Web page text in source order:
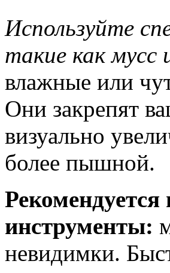
Используйте
такие как мусс
влажные или
Они закрепят
визуально
более пышной.
Рекомендуется
инструменты:
невидимки.